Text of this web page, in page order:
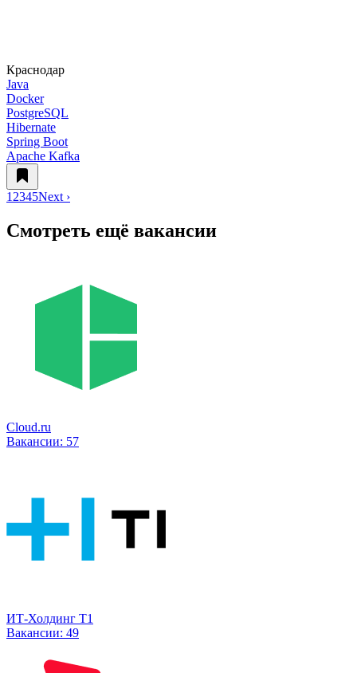
Краснодар
Java
Docker
PostgreSQL
Hibernate
Spring Boot
Apache Kafka
1 2345Next ›
Смотреть ещё вакансии
Cloud.ru
Вакансии: 57
ИТ-Холдинг Т1
Вакансии: 49